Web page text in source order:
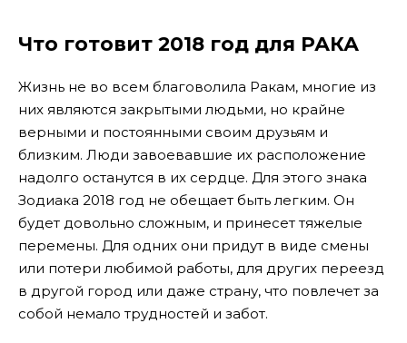
Что готовит 2018 год для РАКА
Жизнь не во всем благоволила Ракам, многие из
них являются закрытыми людьми, но крайне
верными и постоянными своим друзьям и
близким. Люди завоевавшие их расположение
надолго останутся в их сердце. Для этого знака
Зодиака 2018 год не обещает быть легким. Он
будет довольно сложным, и принесет тяжелые
перемены. Для одних они придут в виде смены
или потери любимой работы, для других переезд
в другой город или даже страну, что повлечет за
собой немало трудностей и забот.